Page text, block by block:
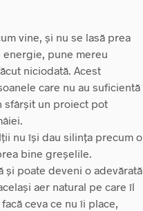
vine, și nu se lasă prea
pune mereu
niciodată. Acest
care nu au suficientă
sfârșit un proiect pot
nu își dau silința precum o
bine greșelile.
și poate deveni o adevărată
aer natural pe care îl
ceva ce nu îi place,